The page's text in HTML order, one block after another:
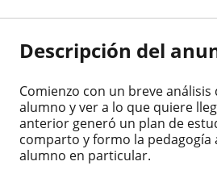
Descripción del
Comienzo con un breve análisis
alumno y ver a lo que quiere
anterior generó un plan de
comparto y formo la pedagogía
alumno en particular.